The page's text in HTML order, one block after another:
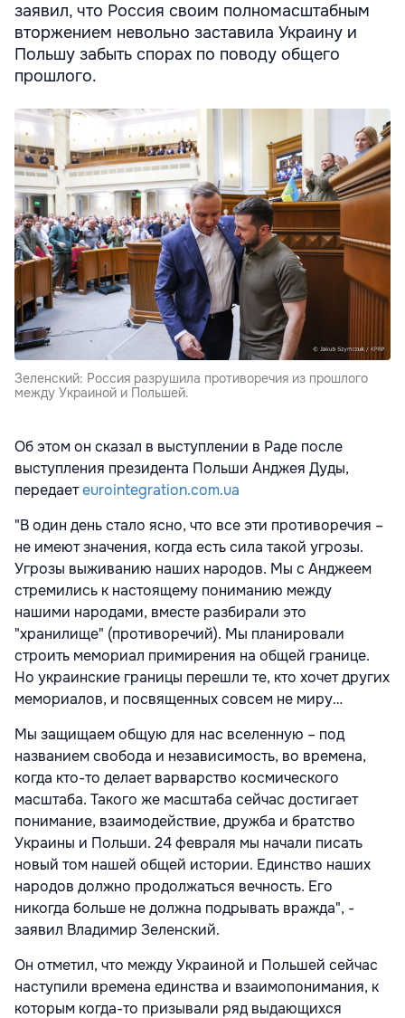
заявил, что Россия своим полномасштабным
вторжением невольно заставила Украину и
Польшу забыть спорах по поводу общего
прошлого.
Зеленский: Россия разрушила противоречия из прошлого
между Украиной и Польшей.
Об этом он сказал в выступлении в Раде после
выступления президента Польши Анджея Дуды,
передаетeurointegration.com.ua
"В один день стало ясно, что все эти противоречия –
не имеют значения, когда есть сила такой угрозы.
Угрозы выживанию наших народов. Мы с Анджеем
стремились к настоящему пониманию между
нашими народами, вместе разбирали это
"хранилище" (противоречий). Мы планировали
строить мемориал примирения на общей границе.
Но украинские границы перешли те, кто хочет других
мемориалов, и посвященных совсем не миру…
Мы защищаем общую для нас вселенную – под
названием свобода и независимость, во времена,
когда кто-то делает варварство космического
масштаба. Такого же масштаба сейчас достигает
понимание, взаимодействие, дружба и братство
Украины и Польши. 24 февраля мы начали писать
новый том нашей общей истории. Единство наших
народов должно продолжаться вечность. Его
никогда больше не должна подрывать вражда", -
заявил Владимир Зеленский.
Он отметил, что между Украиной и Польшей сейчас
наступили времена единства и взаимопонимания, к
которым когда-то призывали ряд выдающихся